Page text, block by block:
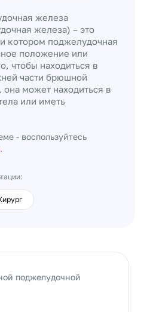
железа
железа) – это
котором поджелудочная
положение или
чтобы находиться в
части брюшной
может находиться в
или иметь
- воспользуйтесь
поджелудочной